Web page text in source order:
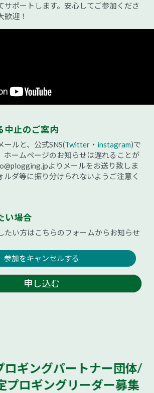
サポートします。安心してご参加くださ
歓迎！
中止のご案内
ールと、公式SNS(Twitter ・ instagram)で
ホームページのお知らせは遅れることが
よりメールをお送り致しま
ルダ等に振り分けられないようご注意く
い場合
たい方はこちらのフォームからお知らせ
参加をキャンセルする
申し込む
ギングパートナー団体/
ロギングリーダー募集